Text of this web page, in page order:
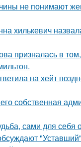
не понимают
хилькевич
призналась в
на хейт
собственная
сами для себя